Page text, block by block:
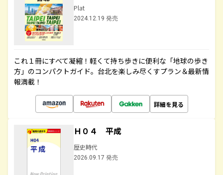
Plat
2024.12.19 発売
これ１冊にすべて凝縮！軽くて持ち歩きに便利な「地球の歩き
方」のコンパクトガイド。台北を楽しみ尽くすプラン＆最新情
報満載！
詳細を見る
Ｈ０４ 平成
歴史時代
2026.09.17 発売